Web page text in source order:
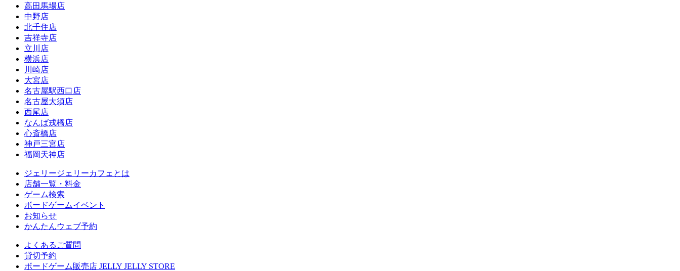
高田馬場店
中野店
北千住店
吉祥寺店
立川店
横浜店
川崎店
大宮店
名古屋駅西口店
名古屋大須店
西尾店
なんば戎橋店
心斎橋店
神戸三宮店
福岡天神店
ジェリージェリーカフェとは
店舗一覧・料金
ゲーム検索
ボードゲームイベント
お知らせ
かんたんウェブ予約
よくあるご質問
貸切予約
ボードゲーム販売店 JELLY JELLY STORE